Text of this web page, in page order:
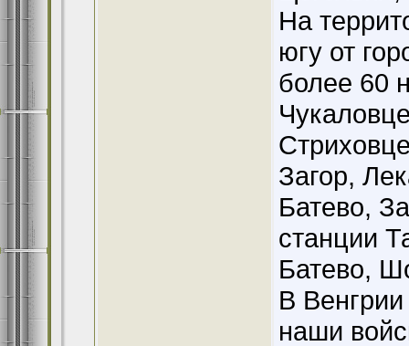
На
югу от
более 60
Загор,
Батево,
станции
Батево,
В
наши